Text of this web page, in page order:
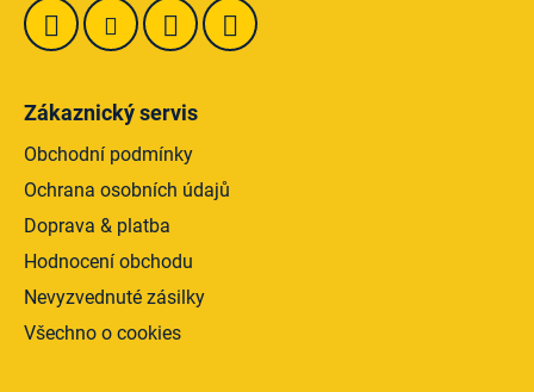
Zákaznický servis
Obchodní podmínky
Ochrana osobních údajů
Doprava & platba
Hodnocení obchodu
Nevyzvednuté zásilky
Všechno o cookies